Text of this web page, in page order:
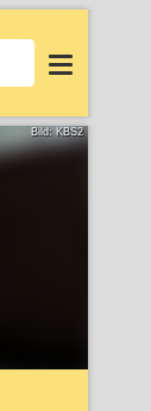
Login
Bild: KBS2